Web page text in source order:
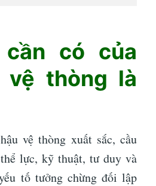
có của
vệ thòng là
vệ thòng xuất sắc, cầu
lực, kỹ thuật, tư duy và
tố tưởng chừng đối lập